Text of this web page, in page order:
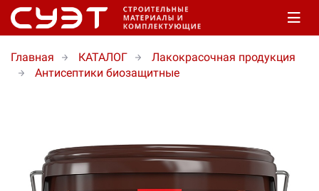
Главная КАТАЛОГ
Лакокрасочная продукция
Антисептики биозащитные